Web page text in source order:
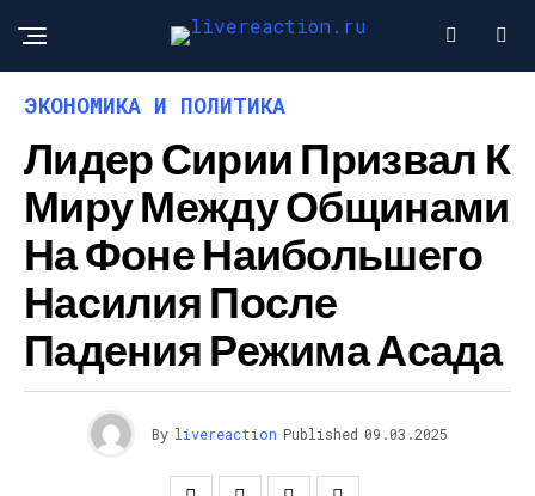
ЭКОНОМИКА И ПОЛИТИКА
Лидер Сирии Призвал К
Миру Между Общинами
На Фоне Наибольшего
Насилия После
Падения Режима Асада
By livereaction Published 09.03.2025